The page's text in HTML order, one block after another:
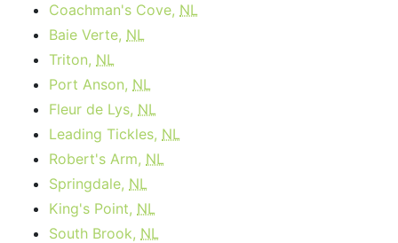
Coachman's Cove, NL
Baie Verte, NL
Triton, NL
Port Anson, NL
Fleur de Lys, NL
Leading Tickles, NL
Robert's Arm, NL
Springdale, NL
King's Point, NL
South Brook, NL